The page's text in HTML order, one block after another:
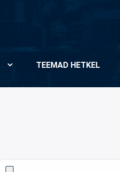
TEEMAD HETKEL